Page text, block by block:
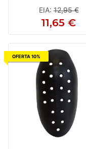
EIA:12,95 €
11,65 €
OFERTA 10%